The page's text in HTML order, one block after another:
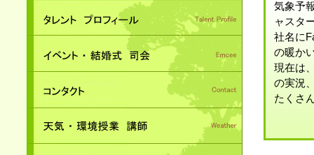
気象予
ャスタ
社名に
の暖か
現在は
の実況
たくさ